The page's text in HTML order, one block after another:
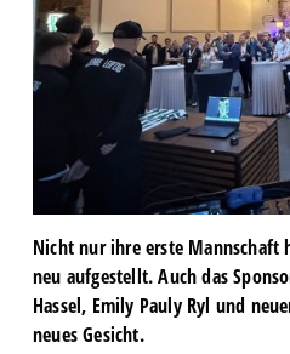
Nicht nur ihre erste Mannschaft
neu aufgestellt. Auch das
Hassel, Emily Pauly Ryl und
neues Gesicht.